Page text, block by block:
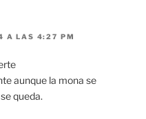
A LAS 4:27 PM
aunque la mona se
queda.